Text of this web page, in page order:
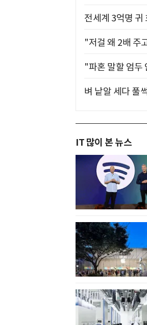
전세계 3억명
"저걸 왜 2배 주
"파혼 말할 엄
벼 낱알 세다 풀
IT 많이 본 뉴스